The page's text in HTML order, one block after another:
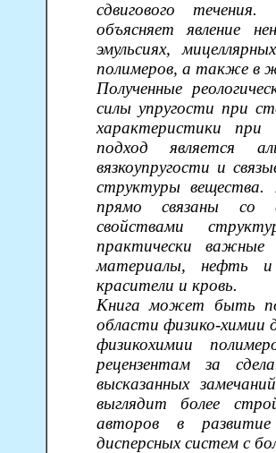
сдвигового течения.
объясняет явление
эмульсиях,
полимеров, а также в
Полученные
силы упругости при
характеристики при
подход является
вязкоупругости и
структуры вещества.
прямо связаны со
свойствами
практически
материалы, нефть и
красители и кровь.
Книга может быть
области физико-химии
физикохимии
рецензентам за
высказанных
выглядит более
авторов в развитие
дисперсных систем с